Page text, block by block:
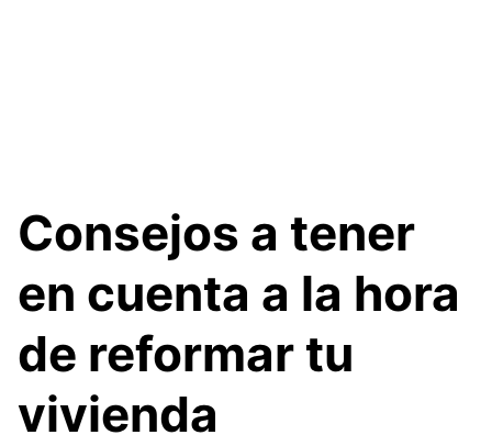
Consejos a tener
en cuenta a la hora
de reformar tu
vivienda